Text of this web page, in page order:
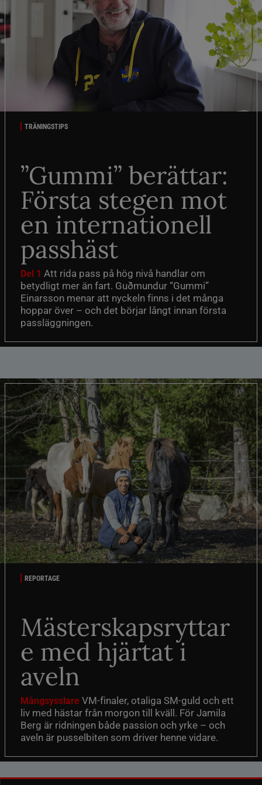
TRÄNINGSTIPS
”Gummi” berättar:
Första stegen mot
en internationell
passhäst
Del 1 Att rida pass på hög nivå handlar om
betydligt mer än fart. Guðmundur “Gummi”
Einarsson menar att nyckeln finns i det många
hoppar över – och det börjar långt innan första
passläggningen.
REPORTAGE
Mästerskapsryttar
e med hjärtat i
aveln
Mångsysslare VM-finaler, otaliga SM-guld och ett
liv med hästar från morgon till kväll. För Jamila
Berg är ridningen både passion och yrke – och
aveln är pusselbiten som driver henne vidare.